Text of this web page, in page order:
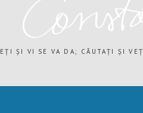
ȘI VI SE VA DA; CĂUTAȚI ȘI